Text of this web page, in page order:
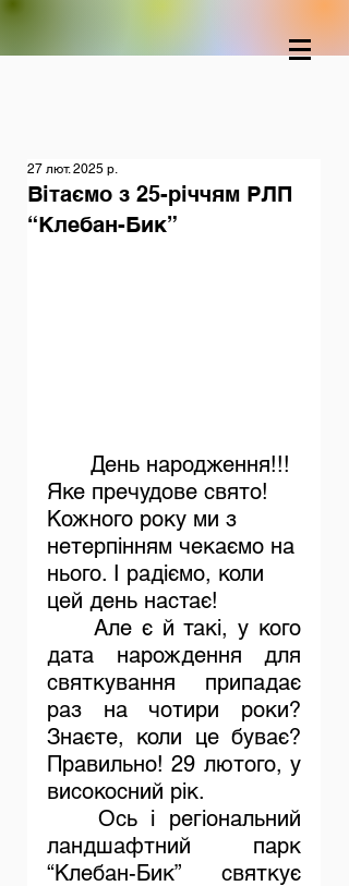
Вітаємо з 25-річчям РЛП
“Клебан-Бик”
27 лют. 2025 р.
Яке пречудове свято!
Кожного року ми з
нетерпінням чекаємо на
нього. І радіємо, коли
цей день настає!
дата нарождення для
святкування припадає
раз на чотири роки?
Знаєте, коли це буває?
Правильно! 29 лютого, у
високосний рік.
ландшафтний парк
“Клебан-Бик” святкує